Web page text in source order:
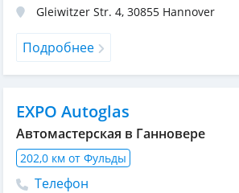
Gleiwitzer Str. 4, 30855 Hannover
Подробнее
EXPO Autoglas
Автомастерская в Ганновере
202,0 км от Фульды
Телефон